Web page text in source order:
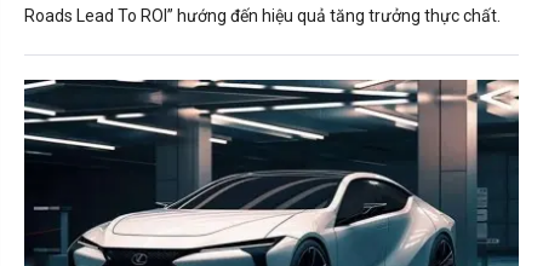
Roads Lead To ROI” hướng đến hiệu quả tăng trưởng thực chất.